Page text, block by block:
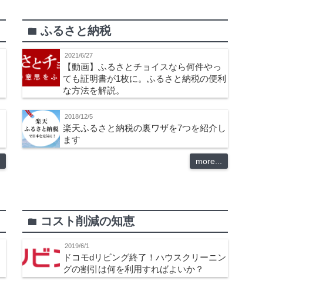
folder ふるさと納税
2021/6/27
【動画】ふるさとチョイスなら何件やっ
ても証明書が1枚に。ふるさと納税の便利
な方法を解説。
2018/12/5
楽天ふるさと納税の裏ワザを7つを紹介し
ます
more...
folder コスト削減の知恵
2019/6/1
ドコモdリビング終了！ハウスクリーニン
グの割引は何を利用すればよいか？